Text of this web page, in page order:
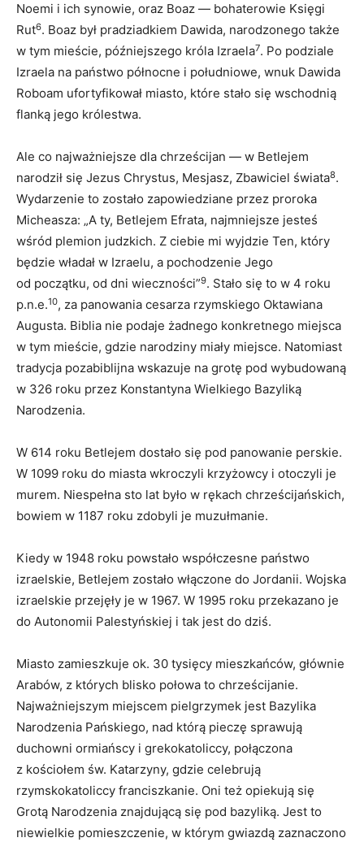
Noemi i ich synowie, oraz Boaz — bohaterowie Księgi
Rut6. Boaz był pradziadkiem Dawida, narodzonego także
w tym mieście, późniejszego króla Izraela7. Po podziale
Izraela na państwo północne i południowe, wnuk Dawida
Roboam ufortyfikował miasto, które stało się wschodnią
flanką jego królestwa.
Ale co najważniejsze dla chrześcijan — w Betlejem
narodził się Jezus Chrystus, Mesjasz, Zbawiciel świata8.
Wydarzenie to zostało zapowiedziane przez proroka
Micheasza: „A ty, Betlejem Efrata, najmniejsze jesteś
wśród plemion judzkich. Z ciebie mi wyjdzie Ten, który
będzie władał w Izraelu, a pochodzenie Jego
od początku, od dni wieczności”9. Stało się to w 4 roku
p.n.e.10, za panowania cesarza rzymskiego Oktawiana
Augusta. Biblia nie podaje żadnego konkretnego miejsca
w tym mieście, gdzie narodziny miały miejsce. Natomiast
tradycja pozabiblijna wskazuje na grotę pod wybudowaną
w 326 roku przez Konstantyna Wielkiego Bazyliką
Narodzenia.
W 614 roku Betlejem dostało się pod panowanie perskie.
W 1099 roku do miasta wkroczyli krzyżowcy i otoczyli je
murem. Niespełna sto lat było w rękach chrześcijańskich,
bowiem w 1187 roku zdobyli je muzułmanie.
Kiedy w 1948 roku powstało współczesne państwo
izraelskie, Betlejem zostało włączone do Jordanii. Wojska
izraelskie przejęły je w 1967. W 1995 roku przekazano je
do Autonomii Palestyńskiej i tak jest do dziś.
Miasto zamieszkuje ok. 30 tysięcy mieszkańców, głównie
Arabów, z których blisko połowa to chrześcijanie.
Najważniejszym miejscem pielgrzymek jest Bazylika
Narodzenia Pańskiego, nad którą pieczę sprawują
duchowni ormiańscy i grekokatoliccy, połączona
z kościołem św. Katarzyny, gdzie celebrują
rzymskokatoliccy franciszkanie. Oni też opiekują się
Grotą Narodzenia znajdującą się pod bazyliką. Jest to
niewielkie pomieszczenie, w którym gwiazdą zaznaczono